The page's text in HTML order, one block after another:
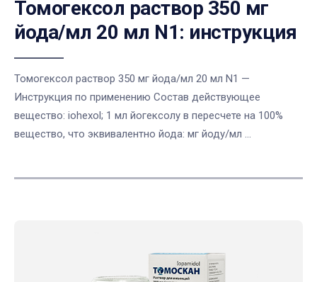
Томогексол раствор 350 мг
йода/мл 20 мл N1: инструкция
Томогексол раствор 350 мг йода/мл 20 мл N1 —
Инструкция по применению Состав действующее
вещество: iohexol; 1 мл йогексолу в пересчете на 100%
вещество, что эквивалентно йода: мг йоду/мл ...